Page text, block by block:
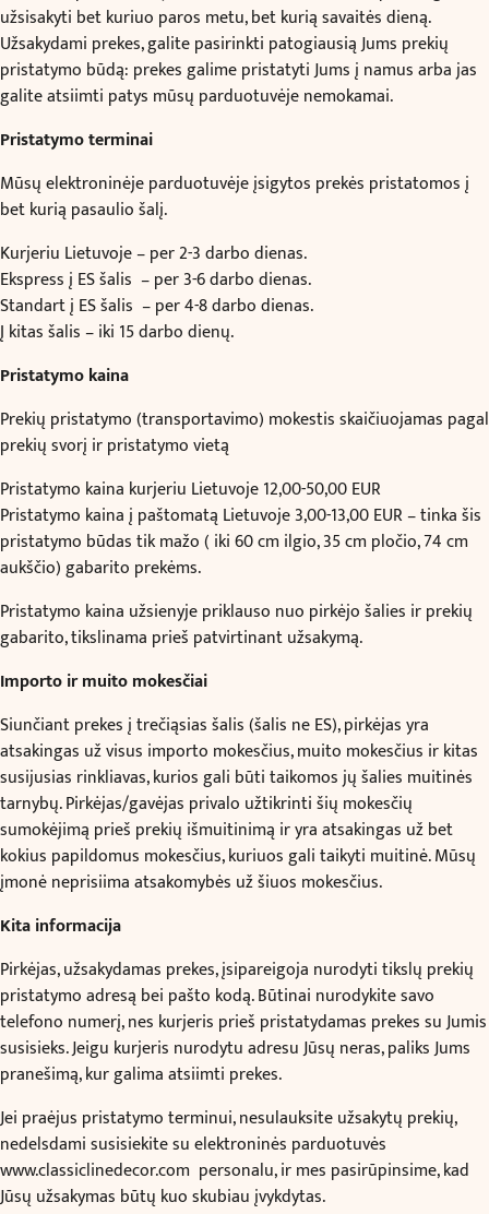
užsisakyti bet kuriuo paros metu, bet kurią savaitės dieną.
Užsakydami prekes, galite pasirinkti patogiausią Jums prekių
pristatymo būdą: prekes galime pristatyti Jums į namus arba jas
galite atsiimti patys mūsų parduotuvėje nemokamai.
Pristatymo terminai
Mūsų elektroninėje parduotuvėje įsigytos prekės pristatomos į
bet kurią pasaulio šalį.
Kurjeriu Lietuvoje – per 2-3 darbo dienas.
Ekspress į ES šalis – per 3-6 darbo dienas.
Standart į ES šalis – per 4-8 darbo dienas.
Į kitas šalis – iki 15 darbo dienų.
Pristatymo kaina
Prekių pristatymo (transportavimo) mokestis skaičiuojamas pagal
prekių svorį ir pristatymo vietą
Pristatymo kaina kurjeriu Lietuvoje 12,00-50,00 EUR
Pristatymo kaina į paštomatą Lietuvoje 3,00-13,00 EUR – tinka šis
pristatymo būdas tik mažo ( iki 60 cm ilgio, 35 cm pločio, 74 cm
aukščio) gabarito prekėms.
Pristatymo kaina užsienyje priklauso nuo pirkėjo šalies ir prekių
gabarito, tikslinama prieš patvirtinant užsakymą.
Importo ir muito mokesčiai
Siunčiant prekes į trečiąsias šalis (šalis ne ES), pirkėjas yra
atsakingas už visus importo mokesčius, muito mokesčius ir kitas
susijusias rinkliavas, kurios gali būti taikomos jų šalies muitinės
tarnybų. Pirkėjas/gavėjas privalo užtikrinti šių mokesčių
sumokėjimą prieš prekių išmuitinimą ir yra atsakingas už bet
kokius papildomus mokesčius, kuriuos gali taikyti muitinė. Mūsų
įmonė neprisiima atsakomybės už šiuos mokesčius.
Kita informacija
Pirkėjas, užsakydamas prekes, įsipareigoja nurodyti tikslų prekių
pristatymo adresą bei pašto kodą. Būtinai nurodykite savo
telefono numerį, nes kurjeris prieš pristatydamas prekes su Jumis
susisieks. Jeigu kurjeris nurodytu adresu Jūsų neras, paliks Jums
pranešimą, kur galima atsiimti prekes.
Jei praėjus pristatymo terminui, nesulauksite užsakytų prekių,
nedelsdami susisiekite su elektroninės parduotuvės
www.classiclinedecor.com personalu, ir mes pasirūpinsime, kad
Jūsų užsakymas būtų kuo skubiau įvykdytas.